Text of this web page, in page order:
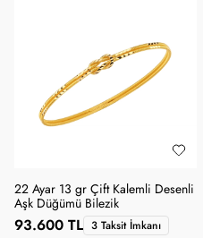
22 Ayar 13 gr Çift Kalemli Desenli
Aşk Düğümü Bilezik
93.600 TL 3 Taksit İmkanı